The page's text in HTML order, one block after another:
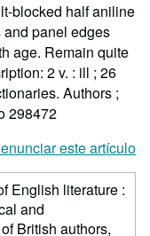
blocked half aniline
panel edges
age. Remain quite
2 v. : ill ; 26
Authors ;
298472
este artículo
English literature :
and
British authors,